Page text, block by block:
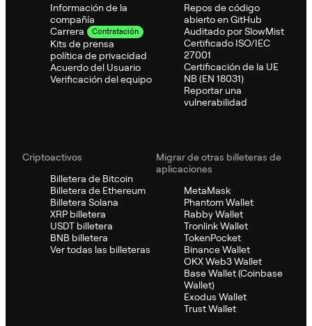
Información de la
compañía
Carrera
Contratación
Kits de prensa
política de privacidad
Acuerdo del Usuario
Verificación del equipo
Repos de código
abierto en GitHub
Auditado por SlowMist
Certificado ISO/IEC
27001
Certificación de la UE
NB (EN 18031)
Reportar una
vulnerabilidad
Criptoactivos
Billetera de Bitcoin
Billetera de Ethereum
Billetera Solana
XRP billetera
USDT billetera
BNB billetera
Ver todas las billeteras
Migrar de otras billeteras de
aplicaciones
MetaMask
Phantom Wallet
Rabby Wallet
Tronlink Wallet
TokenPocket
Binance Wallet
OKX Web3 Wallet
Base Wallet (Coinbase
Wallet)
Exodus Wallet
Trust Wallet